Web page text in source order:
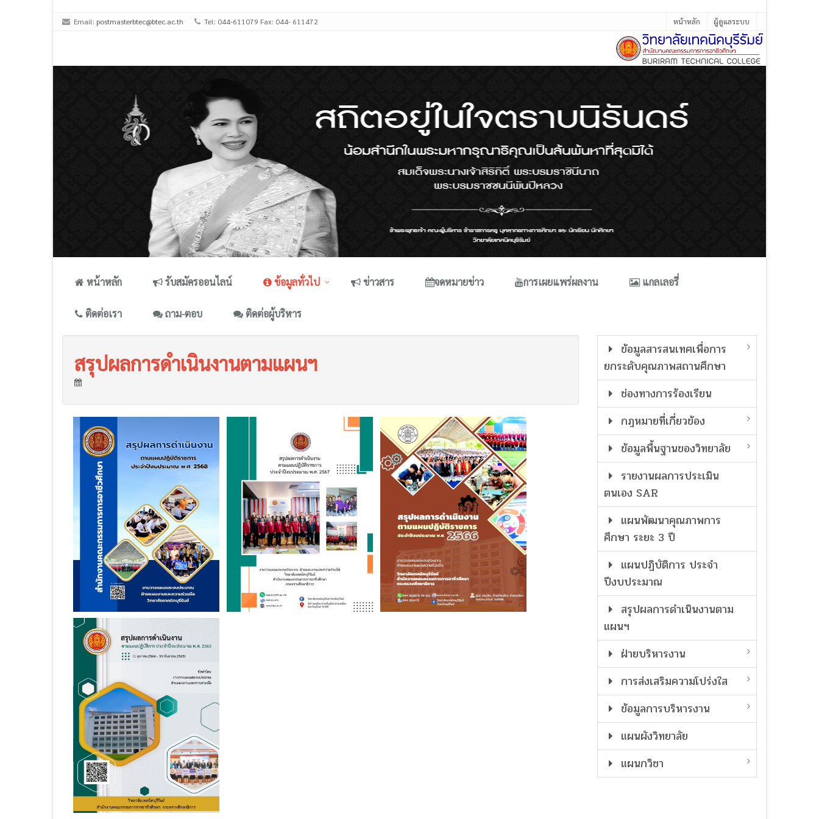
Email: postmasterbtec@btec.ac.th Tel: 044-611079 Fax: 044- 611472 หน้าหลัก ผู้ดูแลระบบ
หน้าหลัก รับสมัครออนไลน์ ข้อมูลทั่วไป ข่าวสาร จดหมายข่าว การเผยแพร่ผลงาน แกลเลอรี่
ติดต่อเรา ถาม-ตอบ ติดต่อผู้บริหาร
สรุปผลการดำเนินงานตามแผนฯ
ข้อมูลสารสนเทศเพื่อการ
ยกระดับคุณภาพสถานศึกษา
ช่องทางการร้องเรียน
กฎหมายที่เกี่ยวข้อง
ข้อมูลพื้นฐานของวิทยาลัย
รายงานผลการประเมิน
ตนเอง SAR
แผนพัฒนาคุณภาพการ
ศึกษา ระยะ 3 ปี
แผนปฏิบัติการ ประจำ
ปีงบประมาณ
สรุปผลการดำเนินงานตาม
แผนฯ
ฝ่ายบริหารงาน
การส่งเสริมความโปร่งใส
ข้อมูลการบริหารงาน
แผนผังวิทยาลัย
แผนกวิชา